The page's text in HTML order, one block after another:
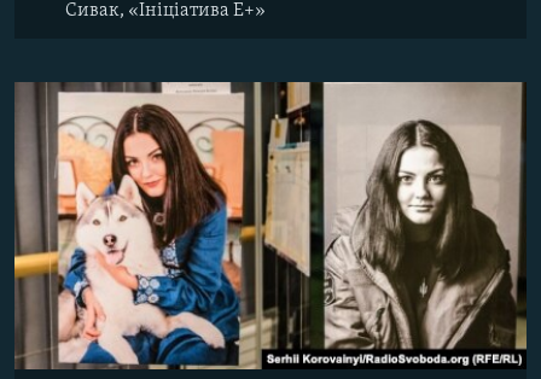
Сивак, «Ініціатива Е+»